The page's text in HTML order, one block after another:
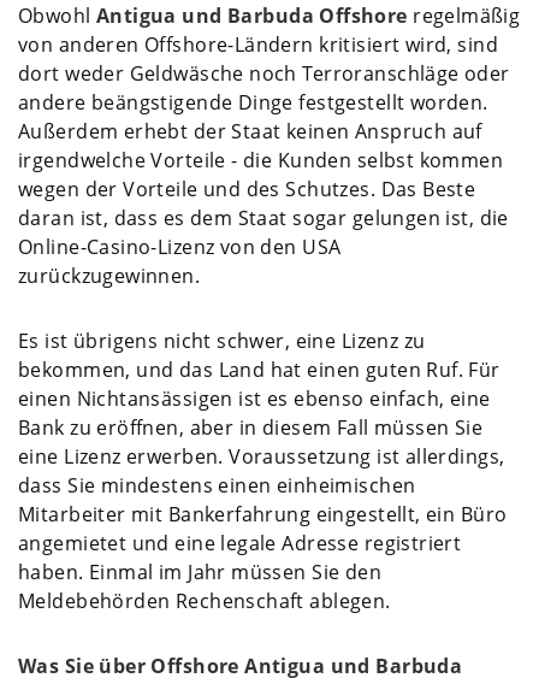
Obwohl Antigua und Barbuda Offshore regelmäßig
von anderen Offshore-Ländern kritisiert wird, sind
dort weder Geldwäsche noch Terroranschläge oder
andere beängstigende Dinge festgestellt worden.
Außerdem erhebt der Staat keinen Anspruch auf
irgendwelche Vorteile - die Kunden selbst kommen
wegen der Vorteile und des Schutzes. Das Beste
daran ist, dass es dem Staat sogar gelungen ist, die
Online-Casino-Lizenz von den USA
zurückzugewinnen.
Es ist übrigens nicht schwer, eine Lizenz zu
bekommen, und das Land hat einen guten Ruf. Für
einen Nichtansässigen ist es ebenso einfach, eine
Bank zu eröffnen, aber in diesem Fall müssen Sie
eine Lizenz erwerben. Voraussetzung ist allerdings,
dass Sie mindestens einen einheimischen
Mitarbeiter mit Bankerfahrung eingestellt, ein Büro
angemietet und eine legale Adresse registriert
haben. Einmal im Jahr müssen Sie den
Meldebehörden Rechenschaft ablegen.
Was Sie über Offshore Antigua und Barbuda